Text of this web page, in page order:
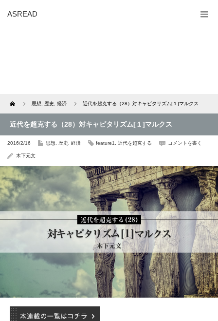
ASREAD
Home 思想 歴史 経済 近代を超克する（28）対キャピタリズム[１]マルクス
近代を超克する（28）対キャピタリズム[１]マルクス
2016/2/16 思想 歴史 経済 feature1 近代を超克する コメントを書く
木下元文